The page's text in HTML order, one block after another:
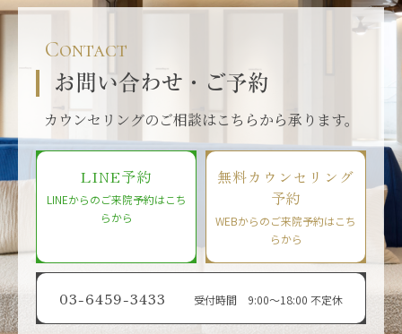
Contact
お問い合わせ・ご予約
カウンセリングのご相談はこちらから承ります。
LINE予約
LINEからのご来院予約はこち
らから
無料カウンセリング
予約
WEBからのご来院予約はこち
らから
03-6459-3433 受付時間 9:00〜18:00 不定休